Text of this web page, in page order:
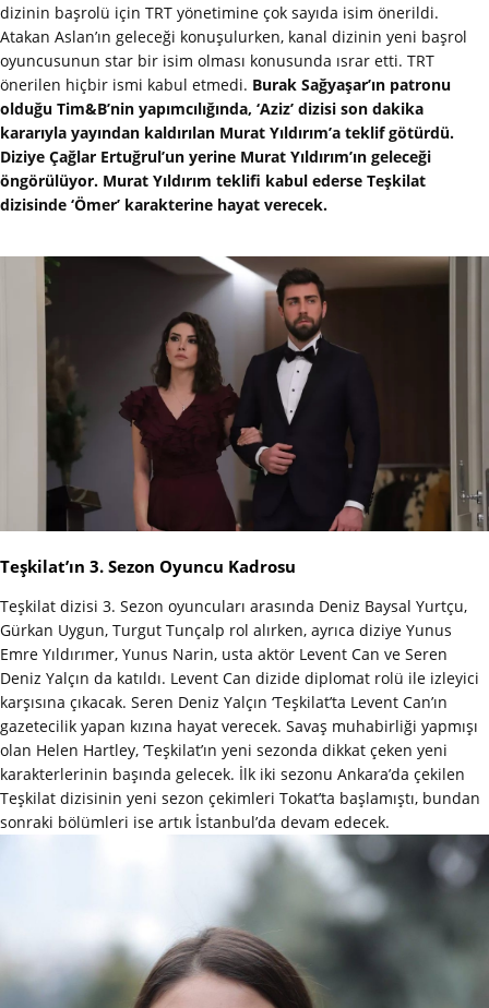
dizinin başrolü için TRT yönetimine çok sayıda isim önerildi.
Atakan Aslan’ın geleceği konuşulurken, kanal dizinin yeni başrol
oyuncusunun star bir isim olması konusunda ısrar etti. TRT
önerilen hiçbir ismi kabul etmedi. Burak Sağyaşar’ın patronu
olduğu Tim&B’nin yapımcılığında, ‘Aziz’ dizisi son dakika
kararıyla yayından kaldırılan Murat Yıldırım’a teklif götürdü.
Diziye Çağlar Ertuğrul’un yerine Murat Yıldırım’ın geleceği
öngörülüyor. Murat Yıldırım teklifi kabul ederse Teşkilat
dizisinde ‘Ömer’ karakterine hayat verecek.
Teşkilat’ın 3. Sezon Oyuncu Kadrosu
Teşkilat dizisi 3. Sezon oyuncuları arasında Deniz Baysal Yurtçu,
Gürkan Uygun, Turgut Tunçalp rol alırken, ayrıca diziye Yunus
Emre Yıldırımer, Yunus Narin, usta aktör Levent Can ve Seren
Deniz Yalçın da katıldı. Levent Can dizide diplomat rolü ile izleyici
karşısına çıkacak. Seren Deniz Yalçın ‘Teşkilat’ta Levent Can’ın
gazetecilik yapan kızına hayat verecek. Savaş muhabirliği yapmışı
olan Helen Hartley, ‘Teşkilat’ın yeni sezonda dikkat çeken yeni
karakterlerinin başında gelecek. İlk iki sezonu Ankara’da çekilen
Teşkilat dizisinin yeni sezon çekimleri Tokat’ta başlamıştı, bundan
sonraki bölümleri ise artık İstanbul’da devam edecek.